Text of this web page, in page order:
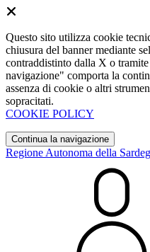
Questo sito utilizza cookie
chiusura del banner mediante
contraddistinto dalla X o
navigazione" comporta la
assenza di cookie o altri
sopracitati.
COOKIE POLICY
Continua la navigazione
Regione Autonoma della